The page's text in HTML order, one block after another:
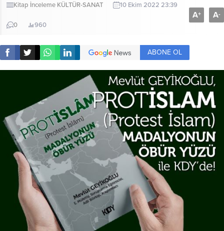
Kitap İnceleme KÜLTÜR-SANAT 10 Ekim 2022 23:39
0 960
A+ A-
ABONE OL